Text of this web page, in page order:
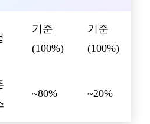
기준
(100%)
기준
(100%)
~80% ~20%